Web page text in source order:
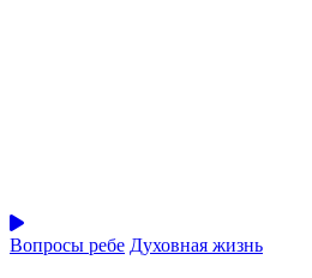
Вопросы ребе Духовная жизнь